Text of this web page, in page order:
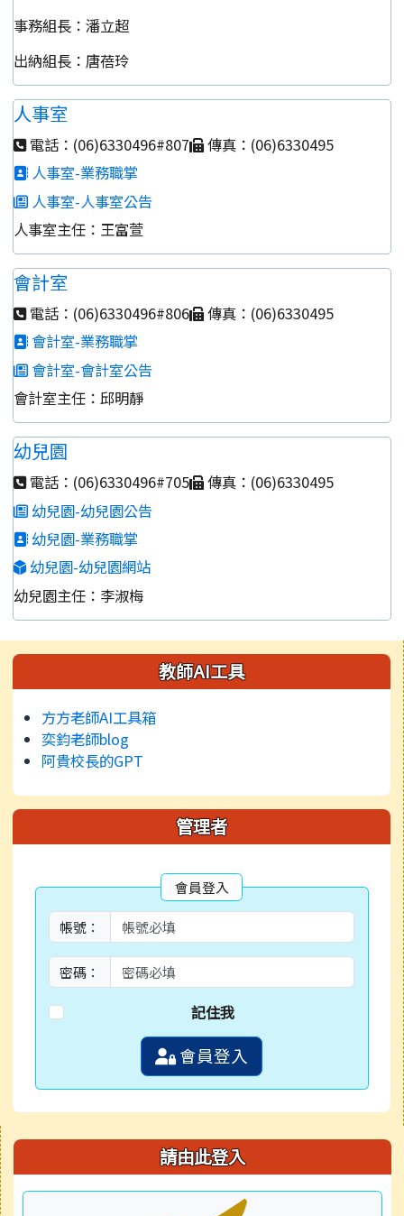
事務組長：潘立超
出納組長：唐蓓玲
人事室
電話：(06)6330496#807
傳真：(06)6330495
人事室-業務職掌
人事室-人事室公告
人事室主任：王富萱
會計室
電話：(06)6330496#806
傳真：(06)6330495
會計室-業務職掌
會計室-會計室公告
會計室主任：邱明靜
幼兒園
電話：(06)6330496#705
傳真：(06)6330495
幼兒園-幼兒園公告
幼兒園-業務職掌
幼兒園-幼兒園網站
幼兒園主任：李淑梅
左邊區域內容 教師AI工具
方方老師AI工具箱
奕鈞老師blog
阿貴校長的GPT
管理者
會員登入
帳號：
密碼：
記住我
會員登入
右邊區域內容 請由此登入